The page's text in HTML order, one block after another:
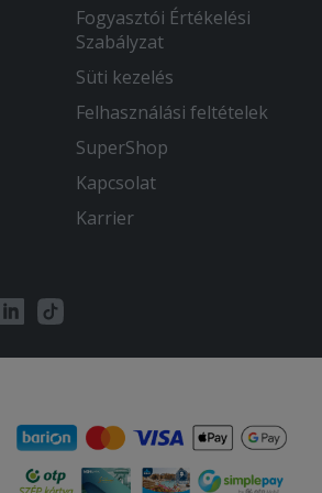
elégedett.A pisztráng
nem érződött rajta a
és a palacsinta is isteni
a halhoz szàraz volt, és
volt! Köszönjük szépen!
Fogyasztói Értékelési
Szabályzat
Süti kezelés
Felhasználási feltételek
SuperShop
Kapcsolat
Karrier